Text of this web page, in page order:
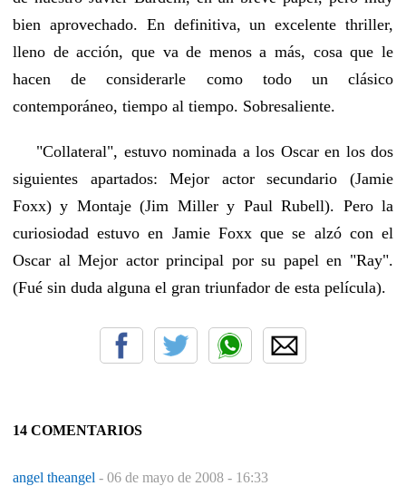
bien aprovechado. En definitiva, un excelente thriller,
lleno de acción, que va de menos a más, cosa que le
hacen de considerarle como todo un clásico
contemporáneo, tiempo al tiempo. Sobresaliente.
"Collateral", estuvo nominada a los Oscar en los dos
siguientes apartados: Mejor actor secundario (Jamie
Foxx) y Montaje (Jim Miller y Paul Rubell). Pero la
curiosiodad estuvo en Jamie Foxx que se alzó con el
Oscar al Mejor actor principal por su papel en "Ray".
(Fué sin duda alguna el gran triunfador de esta película).
14 COMENTARIOS
angel theangel - 06 de mayo de 2008 - 16:33